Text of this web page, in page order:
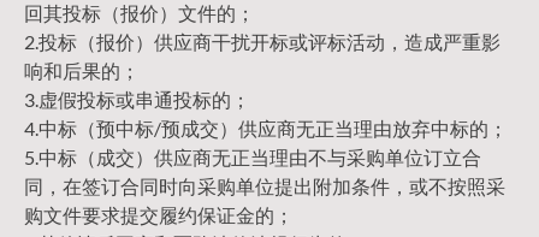
回其投标（报价）文件的；
2.投标（报价）供应商干扰开标或评标活动，造成严重影
响和后果的；
3.虚假投标或串通投标的；
4.中标（预中标/预成交）供应商无正当理由放弃中标的；
5.中标（成交）供应商无正当理由不与采购单位订立合
同，在签订合同时向采购单位提出附加条件，或不按照采
购文件要求提交履约保证金的；